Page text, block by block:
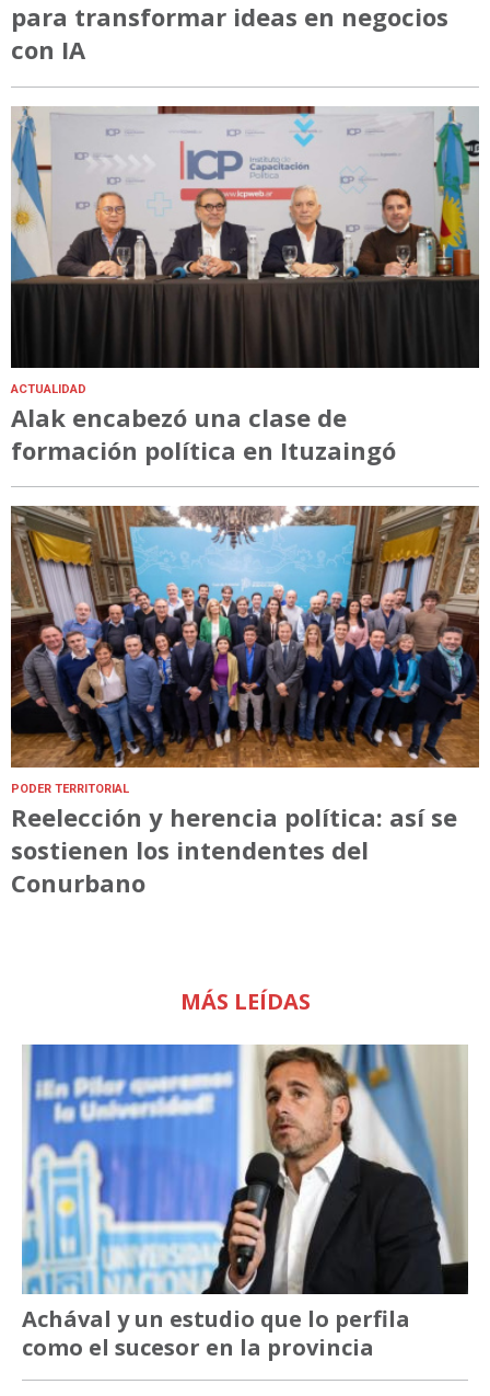
para transformar ideas en negocios
con IA
ACTUALIDAD
Alak encabezó una clase de
formación política en Ituzaingó
PODER TERRITORIAL
Reelección y herencia política: así se
sostienen los intendentes del
Conurbano
MÁS LEÍDAS
Achával y un estudio que lo perfila
como el sucesor en la provincia